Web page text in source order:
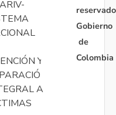
Y
A
Gobierno
de
Colombia